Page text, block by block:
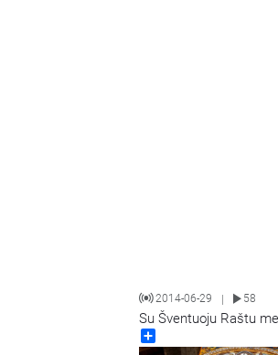
2014-06-29 | 58
Su Šventuoju Raštu